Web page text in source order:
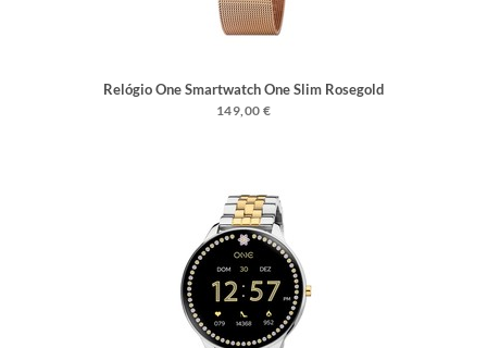
Relógio One Smartwatch One Slim Rosegold
Mesh
149,00 €